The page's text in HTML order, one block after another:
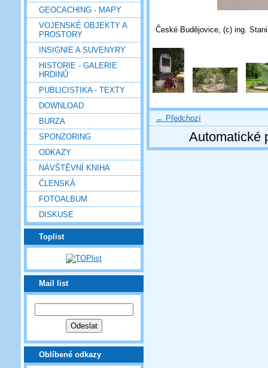
GEOCACHING - MAPY
VOJENSKÉ OBJEKTY A
PROSTORY
INSIGNIE A SUVENYRY
HISTORIE - GALERIE
HRDINŮ
PUBLICISTIKA - TEXTY
DOWNLOAD
BURZA
SPONZORING
ODKAZY
NÁVŠTĚVNÍ KNIHA
ČLENSKÁ
FOTOALBUM
DISKUSE
Toplist
Mail list
Oblíbené odkazy
České Budějovice, (c) ing.
← Předchozí
Automatické